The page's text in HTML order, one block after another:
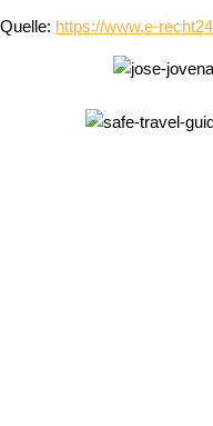
Quelle: https://www.e-